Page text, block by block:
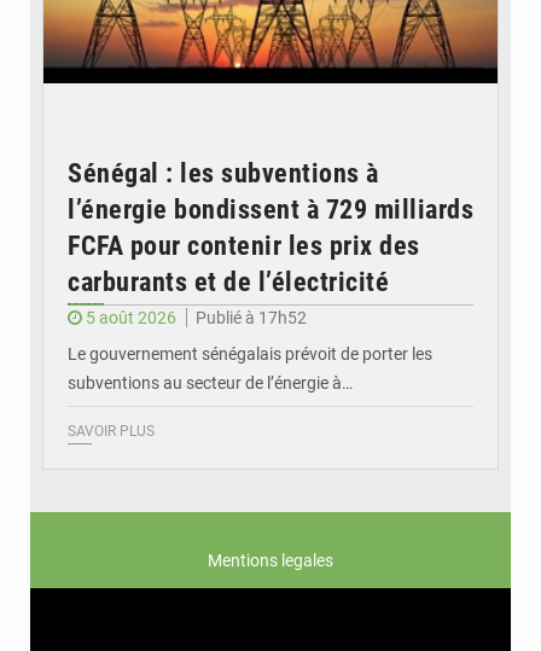
Sénégal : les subventions à
l’énergie bondissent à 729 milliards
FCFA pour contenir les prix des
carburants et de l’électricité
5 août 2026
Publié à 17h52
Le gouvernement sénégalais prévoit de porter les
subventions au secteur de l’énergie à…
SAVOIR PLUS
Mentions legales